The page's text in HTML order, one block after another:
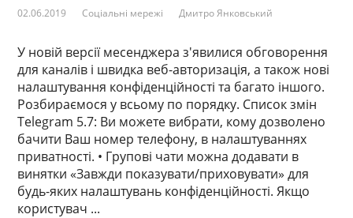
02.06.2019 Соціальні мережі Дмитро Янковський
У новій версії месенджера з'явилися обговорення
для каналів і швидка веб-авторизація, а також нові
налаштування конфіденційності та багато іншого.
Розбираємося у всьому по порядку. Список змін
Telegram 5.7: Ви можете вибрати, кому дозволено
бачити Ваш номер телефону, в налаштуваннях
приватності. • Групові чати можна додавати в
винятки «Завжди показувати/приховувати» для
будь-яких налаштувань конфіденційності. Якщо
користувач ...